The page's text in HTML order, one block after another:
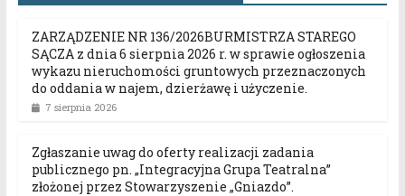
ZARZĄDZENIE NR 136/2026BURMISTRZA STAREGO
SĄCZA z dnia 6 sierpnia 2026 r. w sprawie ogłoszenia
wykazu nieruchomości gruntowych przeznaczonych
do oddania w najem, dzierżawę i użyczenie.
7 sierpnia 2026
Zgłaszanie uwag do oferty realizacji zadania
publicznego pn. „Integracyjna Grupa Teatralna”
złożonej przez Stowarzyszenie „Gniazdo”.